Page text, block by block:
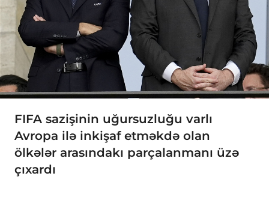
FIFA sazişinin uğursuzluğu varlı
Avropa ilə inkişaf etməkdə olan
ölkələr arasındakı parçalanmanı üzə
çıxardı